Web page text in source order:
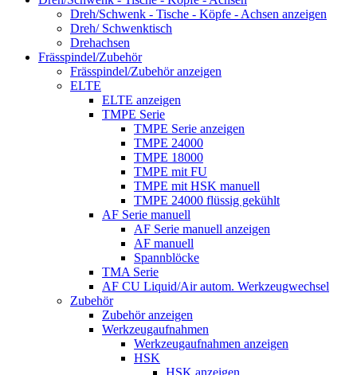
Dreh/Schwenk - Tische - Köpfe - Achsen anzeigen
Dreh/ Schwenktisch
Drehachsen
Frässpindel/Zubehör
Frässpindel/Zubehör anzeigen
ELTE
ELTE anzeigen
TMPE Serie
TMPE Serie anzeigen
TMPE 24000
TMPE 18000
TMPE mit FU
TMPE mit HSK manuell
TMPE 24000 flüssig gekühlt
AF Serie manuell
AF Serie manuell anzeigen
AF manuell
Spannblöcke
TMA Serie
AF CU Liquid/Air autom. Werkzeugwechsel
Zubehör
Zubehör anzeigen
Werkzeugaufnahmen
Werkzeugaufnahmen anzeigen
HSK